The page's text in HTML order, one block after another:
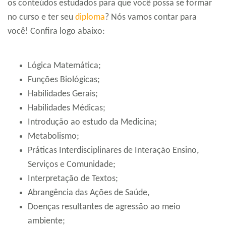
os conteúdos estudados para que você possa se formar
no curso e ter seu diploma? Nós vamos contar para
você! Confira logo abaixo:
Lógica Matemática;
Funções Biológicas;
Habilidades Gerais;
Habilidades Médicas;
Introdução ao estudo da Medicina;
Metabolismo;
Práticas Interdisciplinares de Interação Ensino,
Serviços e Comunidade;
Interpretação de Textos;
Abrangência das Ações de Saúde,
Doenças resultantes de agressão ao meio
ambiente;